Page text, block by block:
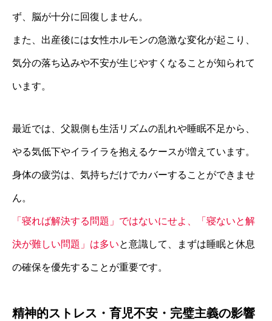
ず、脳が十分に回復しません。
また、出産後には女性ホルモンの急激な変化が起こり、
気分の落ち込みや不安が生じやすくなることが知られて
います。
最近では、父親側も生活リズムの乱れや睡眠不足から、
やる気低下やイライラを抱えるケースが増えています。
身体の疲労は、気持ちだけでカバーすることができませ
ん。
「寝れば解決する問題」ではないにせよ、「寝ないと解
決が難しい問題」は多いと意識して、まずは睡眠と休息
の確保を優先することが重要です。
精神的ストレス・育児不安・完璧主義の影響